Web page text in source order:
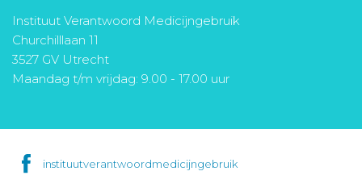
Instituut Verantwoord Medicijngebruik
Churchilllaan 11
3527 GV Utrecht
Maandag t/m vrijdag: 9.00 - 17.00 uur
instituutverantwoordmedicijngebruik